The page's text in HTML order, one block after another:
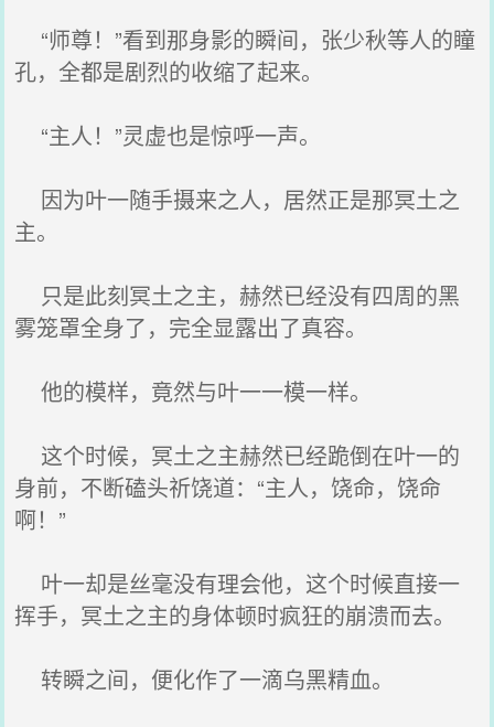
“师尊！”看到那身影的瞬间，张少秋等人的瞳
孔，全都是剧烈的收缩了起来。
“主人！”灵虚也是惊呼一声。
因为叶一随手摄来之人，居然正是那冥土之
主。
只是此刻冥土之主，赫然已经没有四周的黑
雾笼罩全身了，完全显露出了真容。
他的模样，竟然与叶一一模一样。
这个时候，冥土之主赫然已经跪倒在叶一的
身前，不断磕头祈饶道：“主人，饶命，饶命
啊！”
叶一却是丝毫没有理会他，这个时候直接一
挥手，冥土之主的身体顿时疯狂的崩溃而去。
转瞬之间，便化作了一滴乌黑精血。